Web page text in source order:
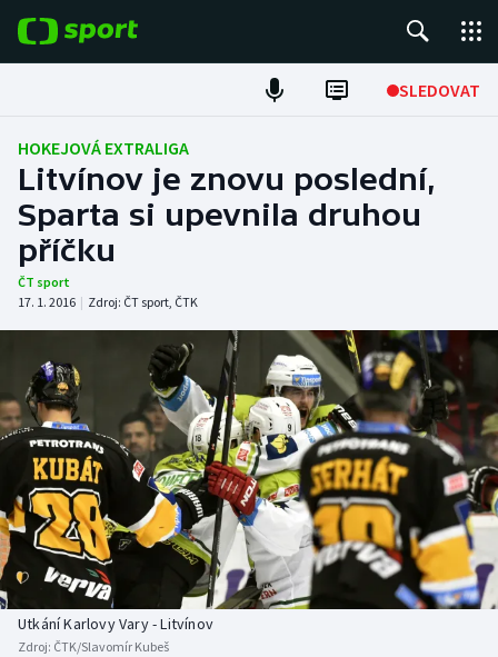
SLEDOVAT
Fotbal
Hokej
Tenis
Atletika
DALŠÍ SPORTY
Americký fotbal
Baseball a softbal
Basketbal
Biatlon
NEPŘEHLÉDNĚTE
Soutěže
Historické návraty
Aplikace ČT sport
HOKEJOVÁ EXTRALIGA
Litvínov je znovu poslední,
Sparta si upevnila druhou
příčku
ČT sport
17. 1. 2016 | Zdroj: ČT sport, ČTK
Utkání Karlovy Vary - Litvínov
Zdroj: ČTK/Slavomír Kubeš